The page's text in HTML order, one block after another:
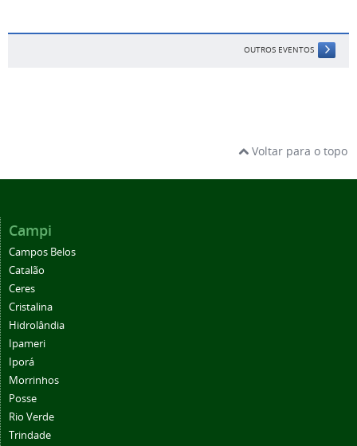
OUTROS EVENTOS
Voltar para o topo
Campi
Campos Belos
Catalão
Ceres
Cristalina
Hidrolândia
Ipameri
Iporá
Morrinhos
Posse
Rio Verde
Trindade